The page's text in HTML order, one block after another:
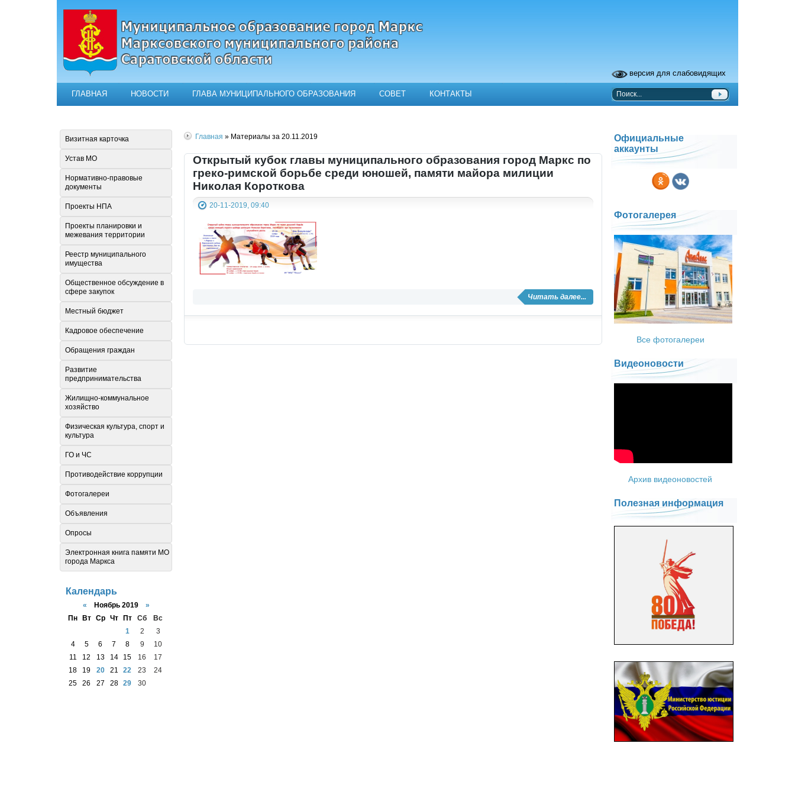
Официальный сайт муниципального образования город Маркс
версия для слабовидящих
ГЛАВНАЯ НОВОСТИ ГЛАВА МУНИЦИПАЛЬНОГО ОБРАЗОВАНИЯ СОВЕТ КОНТАКТЫ
Главная » Материалы за 20.11.2019
Открытый кубок главы муниципального образования город Маркс по
греко-римской борьбе среди юношей, памяти майора милиции
Николая Короткова
20-11-2019, 09:40
Читать далее...
Официальные
аккаунты
Фотогалерея
Все фотогалереи
Видеоновости
Архив видеоновостей
Полезная информация
Визитная карточка
Устав МО
Нормативно-правовые
документы
Проекты НПА
Проекты планировки и
межевания территории
Реестр муниципального
имущества
Общественное обсуждение в
сфере закупок
Местный бюджет
Кадровое обеспечение
Обращения граждан
Развитие
предпринимательства
Жилищно-коммунальное
хозяйство
Физическая культура, спорт и
культура
ГО и ЧС
Противодействие коррупции
Фотогалереи
Объявления
Опросы
Электронная книга памяти МО
города Маркса
Календарь
« Ноябрь 2019 »
Пн
Вт Ср Чт Пт Сб
Вс
1
2
3
4
5 6 7 8 9
10
11
12 13 14 15 16
17
18
19 20 21 22 23
24
25
26 27 28 29 30